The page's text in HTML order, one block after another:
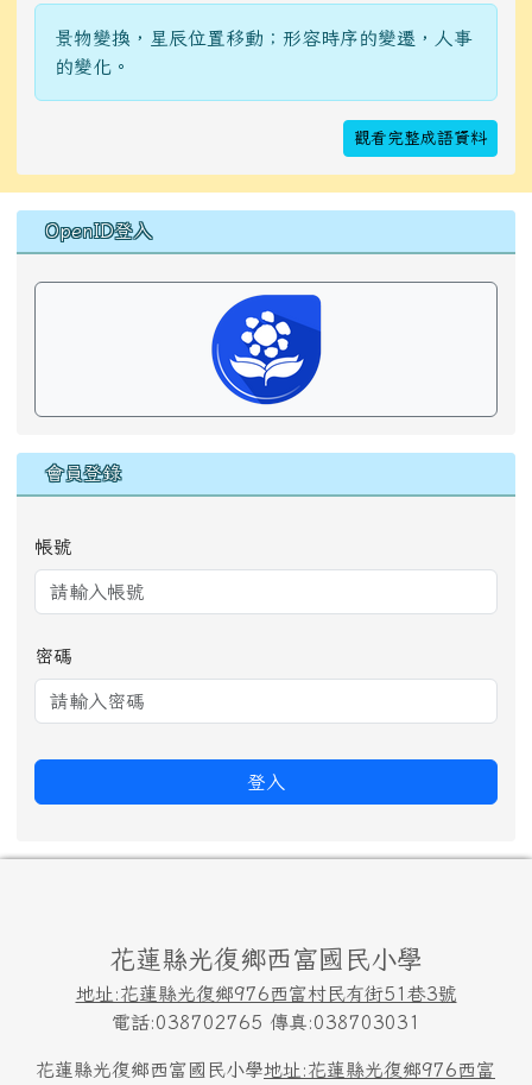
景物變換，星辰位置移動；形容時序的變遷，人事
的變化。
觀看完整成語資料
右邊區域內容
OpenID登入
會員登錄
帳號
密碼
登入
頁尾區域內容
花蓮縣光復鄉西富國民小學
地址:花蓮縣光復鄉976西富村民有街51巷3號
電話:038702765 傳真:038703031
花蓮縣光復鄉西富國民小學地址:花蓮縣光復鄉976西富